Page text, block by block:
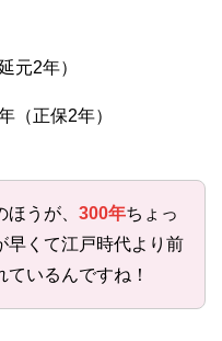
元2年）
（正保2年）
ほうが、300年ちょっ
早くて江戸時代より前
ているんですね！